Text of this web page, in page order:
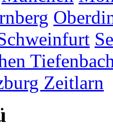
Zeitlarn